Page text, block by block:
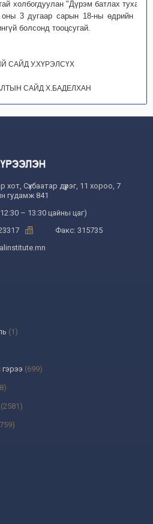
холбогдуулан "Дүрэм батлах тухай"
3 дугаар сарын 18-ны өдрийн 72
болсонд тооцсугай.
САЙД У.ХҮРЭЛСҮХ
САЙД Х.БАДЕЛХАН
Сүхбаатар дүүрэг, 11 хороо, 7
гудамж 841
– 13:30 цайны цаг)
Факс: 315735
(1)
(699)
(2581)
дарга, түүнтэй адилтгах албан